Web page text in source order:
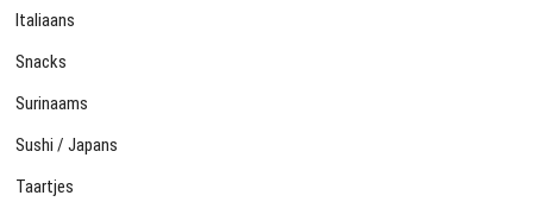
Italiaans
Snacks
Surinaams
Sushi / Japans
Taartjes